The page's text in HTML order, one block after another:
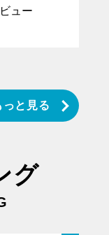
ビュー
っと見る
グ